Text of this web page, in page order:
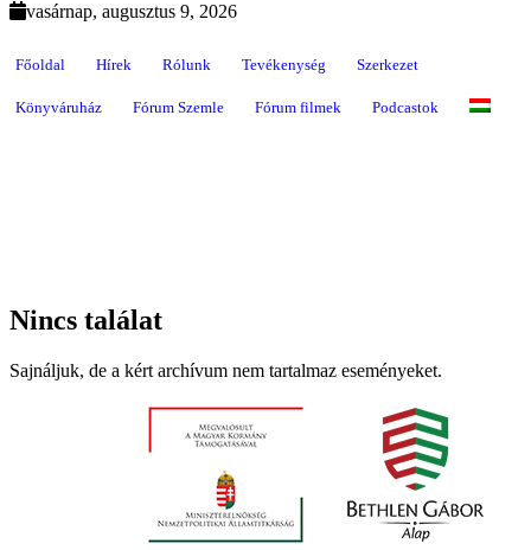
vasárnap, augusztus 9, 2026
Főoldal Hírek Rólunk Tevékenység Szerkezet
Könyváruház Fórum Szemle Fórum filmek Podcastok
Nincs találat
Sajnáljuk, de a kért archívum nem tartalmaz eseményeket.